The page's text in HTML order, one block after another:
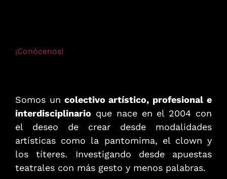
¡Conócenos!
Somos un colectivo artístico, profesional e
interdisciplinarioque nace en el 2004 con
el deseo de crear desde modalidades
artísticas como la pantomima, el clown y
los títeres. Investigando desde apuestas
teatrales con más gesto y menos palabras.